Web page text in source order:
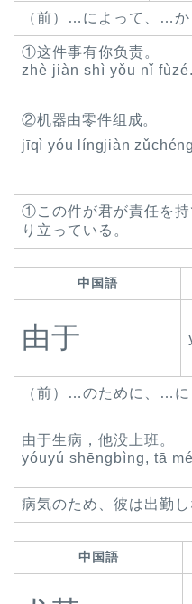
（前）…によって、…か
①这件事有你负责。
zhè jiàn shì yǒu nǐ fùzé.
②机器由零件组成。
jīqì yóu língjiàn
①この件が君が責任を
り立っている。
中国語
由于
（前）…のために、…に
由于生病，他没上班。
yóuyú shēngbìng, tā
病気のため、彼は出勤し
中国語